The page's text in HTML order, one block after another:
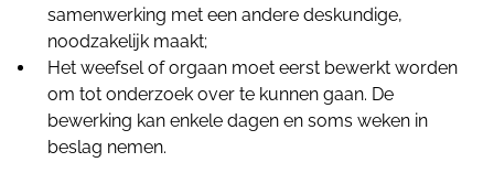
samenwerking met een andere deskundige,
noodzakelijk maakt;
Het weefsel of orgaan moet eerst bewerkt worden
om tot onderzoek over te kunnen gaan. De
bewerking kan enkele dagen en soms weken in
beslag nemen.